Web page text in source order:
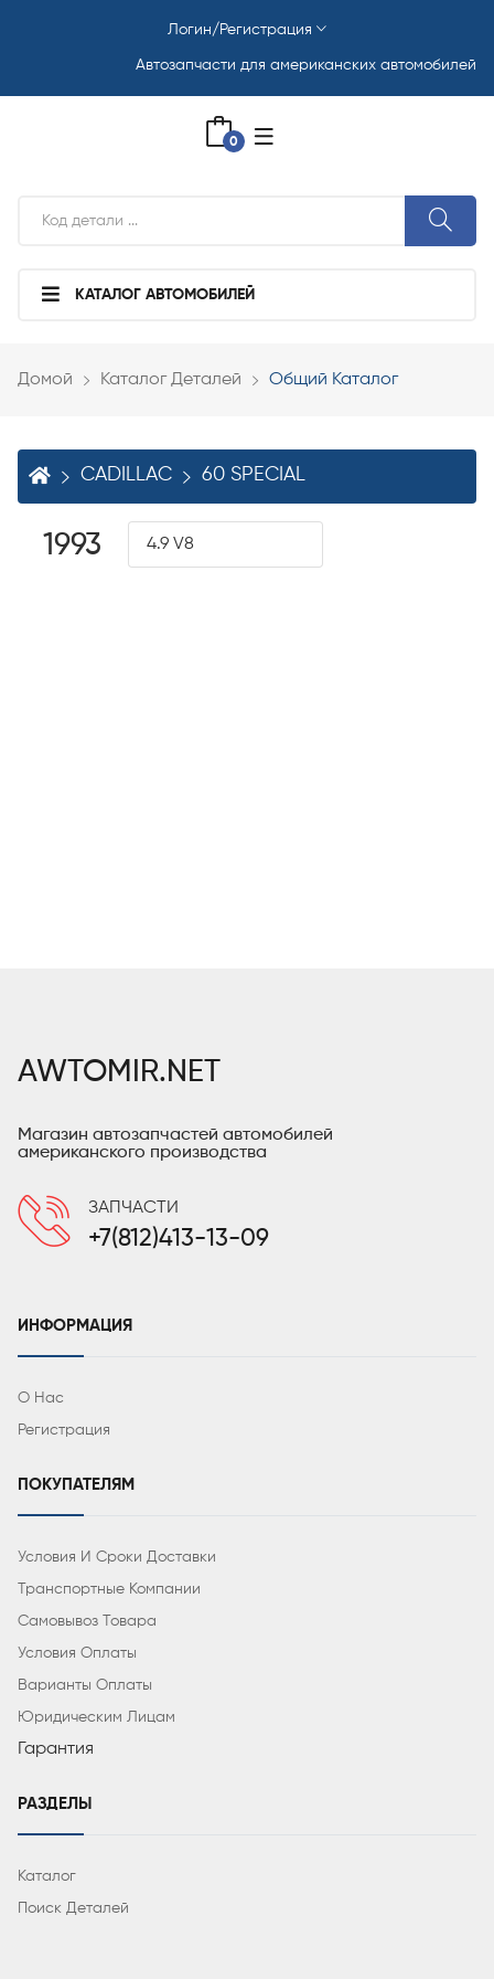
Автозапчасти для американских автомобилей
Логин/Регистрация
0
КАТАЛОГ АВТОМОБИЛЕЙ
Домой Каталог Деталей Общий Каталог
CADILLAC 60 SPECIAL
1993 4.9 V8
AWTOMIR.NET
Магазин автозапчастей автомобилей
американского производства
ЗАПЧАСТИ
+7(812)413-13-09
ИНФОРМАЦИЯ
О Нас
Регистрация
ПОКУПАТЕЛЯМ
Условия И Сроки Доставки
Транспортные Компании
Самовывоз Товара
Условия Оплаты
Варианты Оплаты
Юридическим Лицам
Гарантия
РАЗДЕЛЫ
Каталог
Поиск Деталей